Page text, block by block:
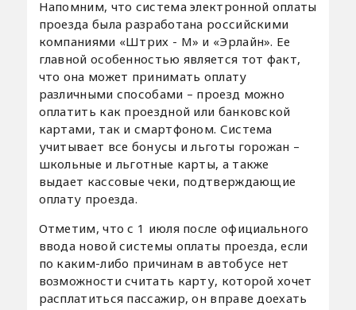
Напомним, что система электронной оплаты
проезда была разработана российскими
компаниями «Штрих - М» и «Эрлайн». Ее
главной особенностью является тот факт,
что она может принимать оплату
различными способами – проезд можно
оплатить как проездной или банковской
картами, так и смартфоном. Система
учитывает все бонусы и льготы горожан –
школьные и льготные карты, а также
выдает кассовые чеки, подтверждающие
оплату проезда.
Отметим, что с 1 июля после официального
ввода новой системы оплаты проезда, если
по каким-либо причинам в автобусе нет
возможности считать карту, которой хочет
расплатиться пассажир, он вправе доехать